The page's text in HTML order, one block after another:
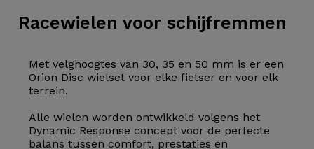
Racewielen voor schijfremmen
Met velghoogtes van 30, 35 en 50 mm is er een
Orion Disc wielset voor elke fietser en voor elk
terrein.
Alle wielen worden ontwikkeld volgens het
Dynamic Response concept voor de perfecte
balans tussen comfort, prestaties en